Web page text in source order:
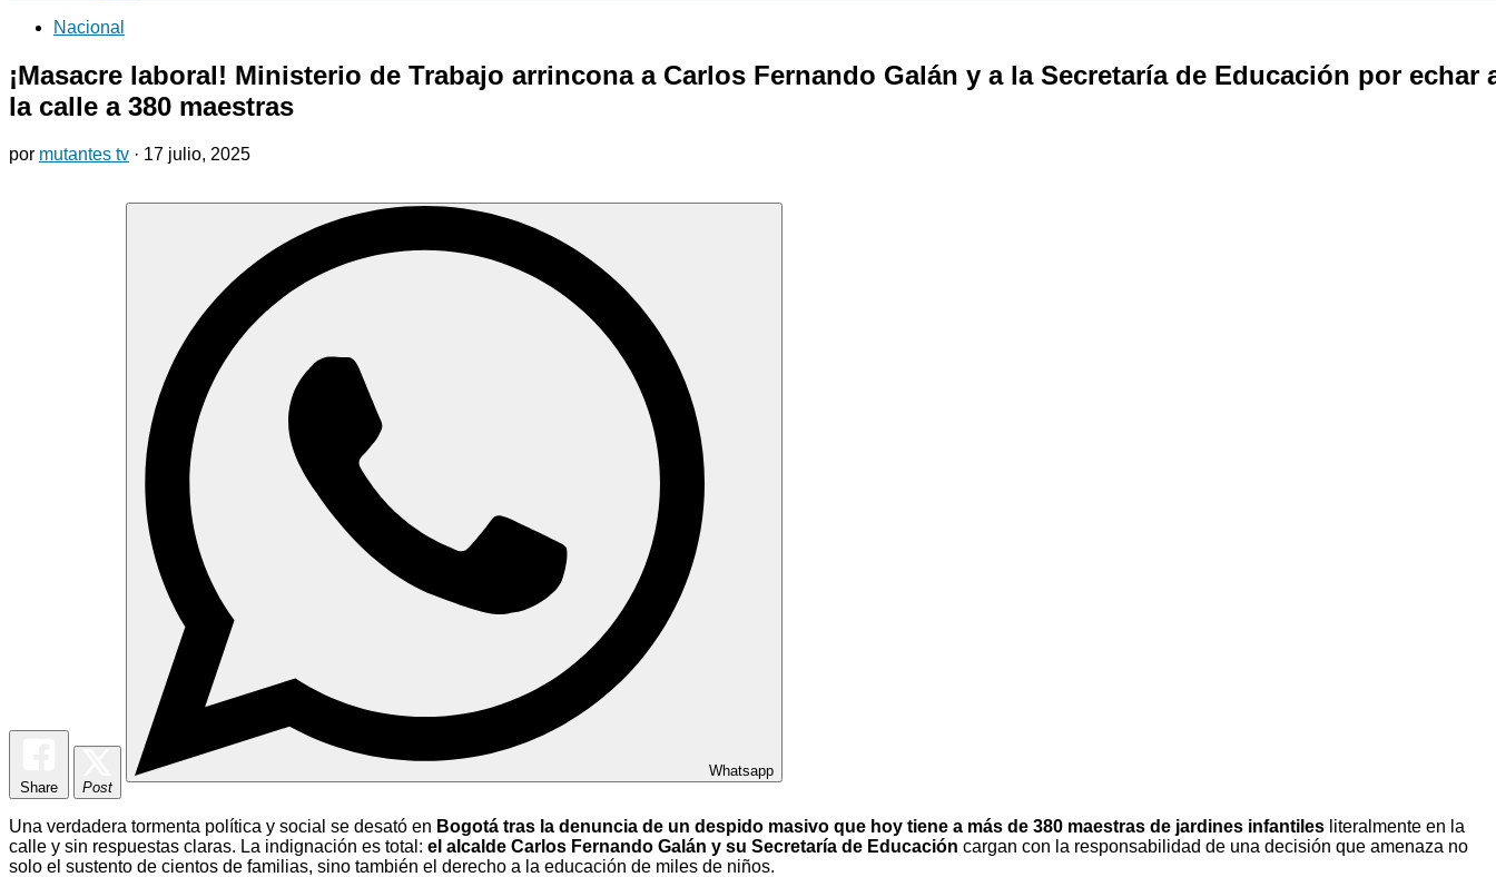
Nacional
¡Masacre laboral! Ministerio de Trabajo arrincona a Carlos Fernando Galán y a la Secretaría de Educación por echar
la calle a 380 maestras
por mutantes tv · 17 julio, 2025
Share Post
Whatsapp
Una verdadera tormenta política y social se desató en Bogotá tras la denuncia de un despido masivo que hoy tiene a más de 380 maestras de jardines infantiles literalmente en la
calle y sin respuestas claras. La indignación es total: el alcalde Carlos Fernando Galán y su Secretaría de Educación cargan con la responsabilidad de una decisión que amenaza no
solo el sustento de cientos de familias, sino también el derecho a la educación de miles de niños.